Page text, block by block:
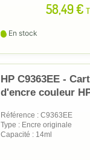
58,49 €
En stock
HP C9363EE -
d'encre couleur
Référence : C9363EE
Type : Encre originale
Capacité : 14ml